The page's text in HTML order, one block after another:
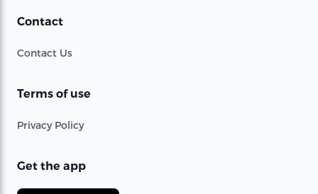
Contact
Contact Us
Terms of use
Privacy Policy
Get the app